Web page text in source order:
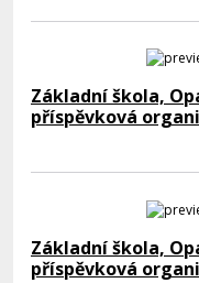
Základní škola,
příspěvková
Základní škola,
příspěvková